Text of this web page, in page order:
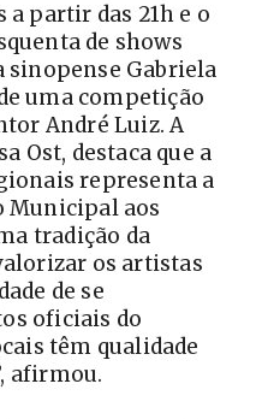
a partir das 21h e o
de shows
sinopense Gabriela
uma competição
André Luiz. A
Ost, destaca que a
representa a
Municipal aos
tradição da
os artistas
de se
oficiais do
têm qualidade
afirmou.